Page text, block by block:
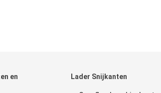
en Lader Snijkanten